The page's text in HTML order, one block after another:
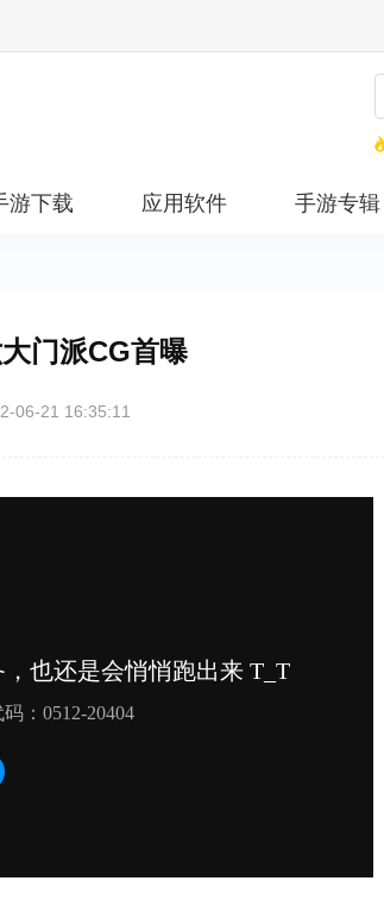
游下载 应用软件 手游专辑
门派CG首曝
06-21 16:35:11